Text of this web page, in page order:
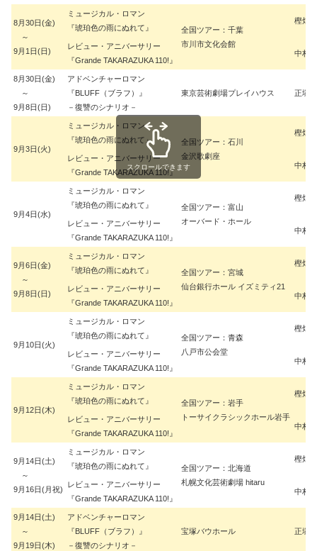
8月30日(金)
～
9月1日(日)
ミュージカル・ロマン
『琥珀色の雨にぬれて』
全国ツアー：千葉
市川市文化会館
樫畑
レビュー・アニバーサリー
『Grande TAKARAZUKA 110!』
中村
8月30日(金)
～
9月8日(日)
アドベンチャーロマン
『BLUFF（ブラフ）』
－復讐のシナリオ－
東京芸術劇場プレイハウス 正塚
9月3日(火)
ミュージカル・ロマン
『琥珀色の雨にぬれて』
全国ツアー：石川
金沢歌劇座
樫畑
レビュー・アニバーサリー
『Grande TAKARAZUKA 110!』
中村
9月4日(水)
ミュージカル・ロマン
『琥珀色の雨にぬれて』
全国ツアー：富山
オーバード・ホール
樫畑
レビュー・アニバーサリー
『Grande TAKARAZUKA 110!』
中村
9月6日(金)
～
9月8日(日)
ミュージカル・ロマン
『琥珀色の雨にぬれて』
全国ツアー：宮城
仙台銀行ホール イズミティ21
樫畑
レビュー・アニバーサリー
『Grande TAKARAZUKA 110!』
中村
9月10日(火)
ミュージカル・ロマン
『琥珀色の雨にぬれて』
全国ツアー：青森
八戸市公会堂
樫畑
レビュー・アニバーサリー
『Grande TAKARAZUKA 110!』
中村
9月12日(木)
ミュージカル・ロマン
『琥珀色の雨にぬれて』
全国ツアー：岩手
トーサイクラシックホール岩手
樫畑
レビュー・アニバーサリー
『Grande TAKARAZUKA 110!』
中村
9月14日(土)
～
9月16日(月祝)
ミュージカル・ロマン
『琥珀色の雨にぬれて』
全国ツアー：北海道
札幌文化芸術劇場 hitaru
樫畑
レビュー・アニバーサリー
『Grande TAKARAZUKA 110!』
中村
9月14日(土)
～
9月19日(木)
アドベンチャーロマン
『BLUFF（ブラフ）』
－復讐のシナリオ－
宝塚バウホール 正塚
スクロールできます